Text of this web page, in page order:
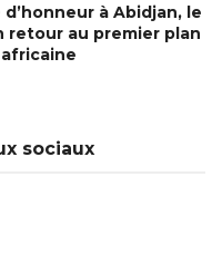
à Abidjan, le
retour au premier plan
sociaux